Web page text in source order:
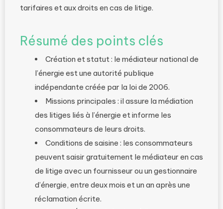
tarifaires et aux droits en cas de litige.
Résumé des points clés
Création et statut : le médiateur national de
l’énergie est une autorité publique
indépendante créée par la loi de 2006.
Missions principales : il assure la médiation
des litiges liés à l’énergie et informe les
consommateurs de leurs droits.
Conditions de saisine : les consommateurs
peuvent saisir gratuitement le médiateur en cas
de litige avec un fournisseur ou un gestionnaire
d’énergie, entre deux mois et un an après une
réclamation écrite.